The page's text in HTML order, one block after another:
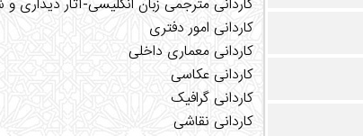
کاردانی مترجمی زبان انگلیسی-آثار دیداری و
کاردانی امور دفتری
کاردانی معماری داخلی
کاردانی عکاسی
کاردانی گرافیک
کاردانی نقاشی